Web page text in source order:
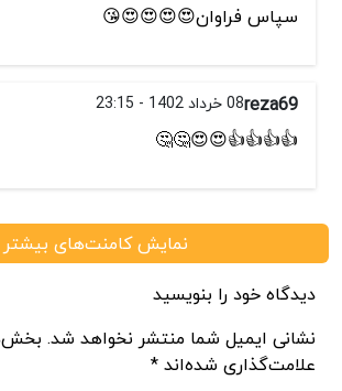
سپاس فراوان😍😍😍😍😘
reza6908 خرداد 1402 - 23:15
👍👍👍👍😍😍🤔🤔
نمایش کامنت‌های بیشتر
دیدگاه خود را بنویسید
نشانی ایمیل شما منتشر نخواهد شد.
علامت‌گذاری شده‌اند *